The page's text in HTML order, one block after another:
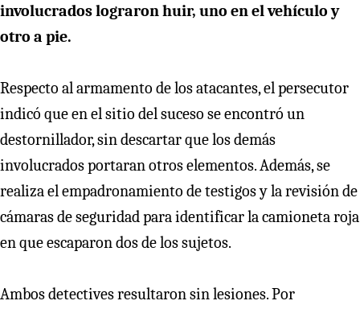
involucrados lograron huir, uno en el vehículo y
otro a pie.
Respecto al armamento de los atacantes, el persecutor
indicó que en el sitio del suceso se encontró un
destornillador, sin descartar que los demás
involucrados portaran otros elementos. Además, se
realiza el empadronamiento de testigos y la revisión de
cámaras de seguridad para identificar la camioneta roja
en que escaparon dos de los sujetos.
Ambos detectives resultaron sin lesiones. Por